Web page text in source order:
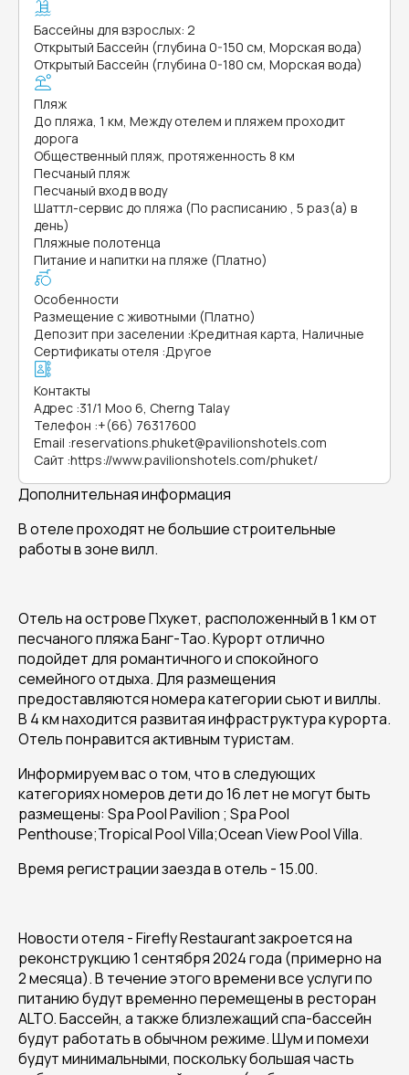
Бассейны для взрослых: 2
Открытый Бассейн (глубина 0-150 см, Морская вода)
Открытый Бассейн (глубина 0-180 см, Морская вода)
Пляж
До пляжа, 1 км, Между отелем и пляжем проходит
дорога
Общественный пляж, протяженность 8 км
Песчаный пляж
Песчаный вход в воду
Шаттл-сервис до пляжа (По расписанию , 5 раз(а) в
день)
Пляжные полотенца
Питание и напитки на пляже (Платно)
Особенности
Размещение с животными (Платно)
Депозит при заселении :Кредитная карта, Наличные
Сертификаты отеля :Другое
Контакты
Адрес :31/1 Moo 6, Cherng Talay
Телефон :+(66) 76317600
Email :reservations.phuket@pavilionshotels.com
Сайт :https://www.pavilionshotels.com/phuket/
Дополнительная информация
В отеле проходят не большие строительные
работы в зоне вилл.
Отель на острове Пхукет, расположенный в 1 км от
песчаного пляжа Банг-Тао. Курорт отлично
подойдет для романтичного и спокойного
семейного отдыха. Для размещения
предоставляются номера категории сьют и виллы.
В 4 км находится развитая инфраструктура курорта.
Отель понравится активным туристам.
Информируем вас о том, что в следующих
категориях номеров дети до 16 лет не могут быть
размещены: Spa Pool Pavilion ; Spa Pool
Penthouse;Tropical Pool Villa;Ocean View Pool Villa.
Время регистрации заезда в отель - 15.00.
Новости отеля - Firefly Restaurant закроется на
реконструкцию 1 сентября 2024 года (примерно на
2 месяца). В течение этого времени все услуги по
питанию будут временно перемещены в ресторан
ALTO. Бассейн, а также близлежащий спа-бассейн
будут работать в обычном режиме. Шум и помехи
будут минимальными, поскольку большая часть